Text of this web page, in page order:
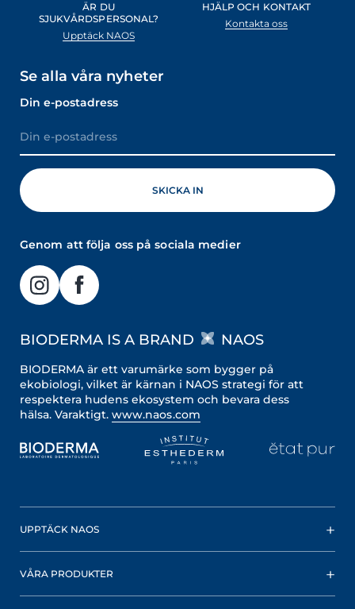
ÄR DU
SJUKVÅRDSPERSONAL?
Upptäck NAOS
HJÄLP OCH KONTAKT
Kontakta oss
Se alla våra nyheter
Din e-postadress
Genom att följa oss på sociala medier
BIODERMA IS A BRAND NAOS
BIODERMA är ett varumärke som bygger på
ekobiologi, vilket är kärnan i NAOS strategi för att
respektera hudens ekosystem och bevara dess
hälsa. Varaktigt. www.naos.com
UPPTÄCK NAOS
VÅRA PRODUKTER